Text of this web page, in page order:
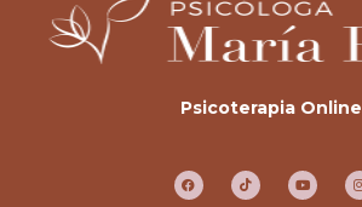
Psicoterapia Online